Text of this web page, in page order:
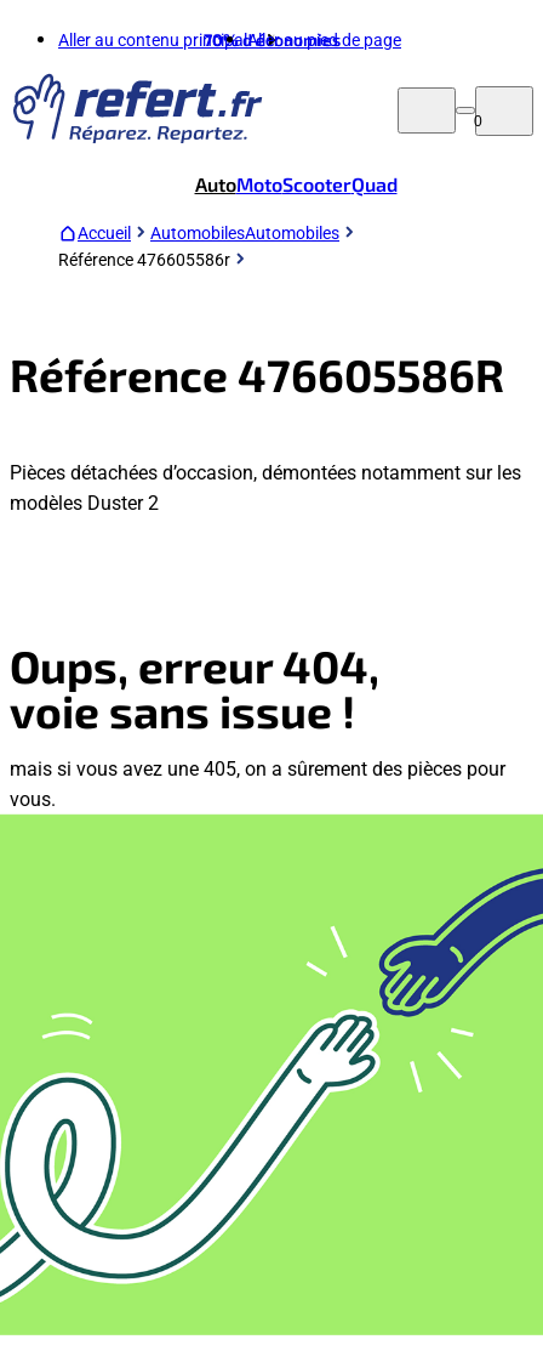
Aller au contenu principalAller au pied de page
70%d'économies
0
AutoMotoScooterQuad
Accueil AutomobilesAutomobiles
Référence 476605586r
Référence 476605586R
Pièces détachées d’occasion, démontées notamment sur les
modèles Duster 2
Oups, erreur 404,
voie sans issue !
mais si vous avez une 405, on a sûrement des pièces pour
vous.